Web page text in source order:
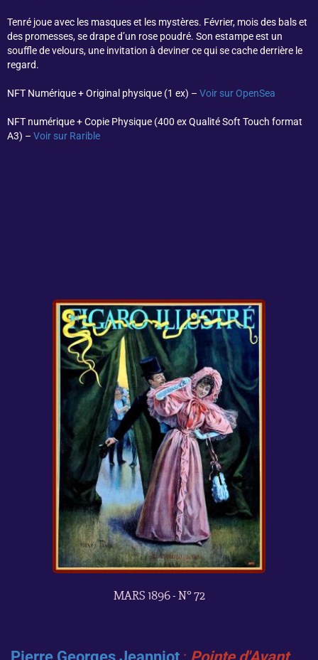
Tenré joue avec les masques et les mystères. Février, mois des bals et
des promesses, se drape d’un rose poudré. Son estampe est un
souffle de velours, une invitation à deviner ce qui se cache derrière le
regard.
NFT Numérique + Original physique (1 ex) – Voir sur OpenSea
NFT numérique + Copie Physique (400 ex Qualité Soft Touch format
A3) – Voir sur Rarible
MARS 1896 - N° 72